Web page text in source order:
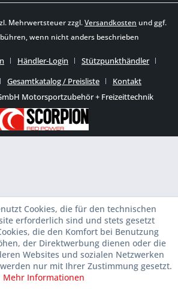
Mehrwertsteuer zzgl.Versandkosten und ggf.
wenn nicht anders beschrieben
Händler-Login
Stützpunkthändler
Gesamtkatalog / Preisliste
Kontakt
Motorsportzubehör + Freizeittechnik
Cookies, die für den technischen
erforderlich sind und stets gesetzt
die den Komfort bei Benutzung
der Direktwerbung dienen oder die
Websites und sozialen Netzwerken
nur mit Ihrer Zustimmung gesetzt.
Mehr Informationen